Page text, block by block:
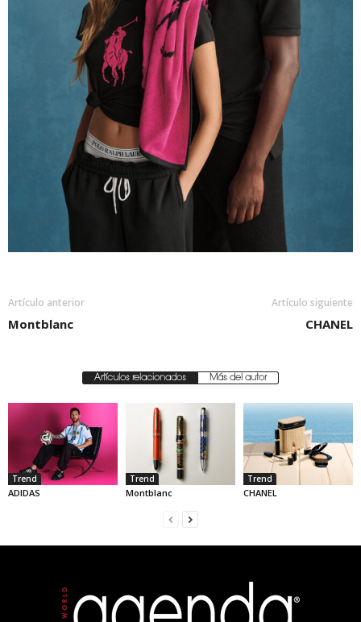
Artículo anterior
Montblanc
Artículo siguiente
CHANEL
Artículos relacionados Más del autor
Trend
ADIDAS
Trend
Montblanc
Trend
CHANEL